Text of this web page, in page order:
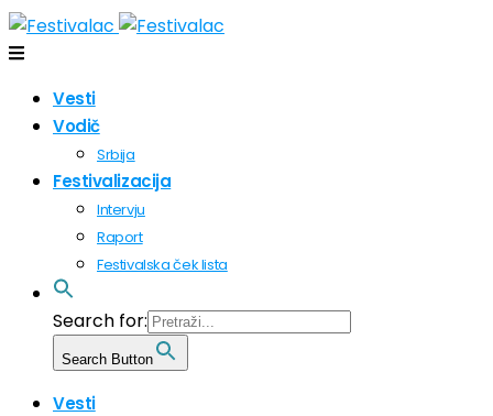
Vesti
Vodič
Srbija
Festivalizacija
Intervju
Raport
Festivalska ček lista
Search for:
Search Button
Vesti